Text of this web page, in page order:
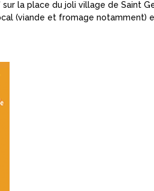
sur la place du joli village de Saint
(viande et fromage notamment)